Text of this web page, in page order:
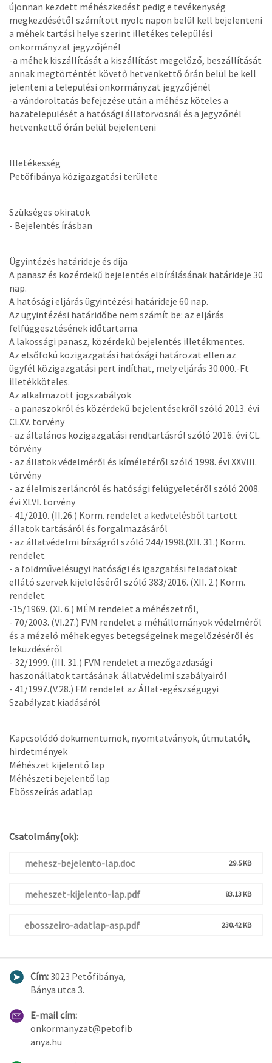
újonnan kezdett méhészkedést pedig e tevékenység
megkezdésétől számított nyolc napon belül kell bejelenteni
a méhek tartási helye szerint illetékes települési
önkormányzat jegyzőjénél
-a méhek kiszállítását a kiszállítást megelőző, beszállítását
annak megtörténtét követő hetvenkettő órán belül be kell
jelenteni a települési önkormányzat jegyzőjénél
-a vándoroltatás befejezése után a méhész köteles a
hazatelepülését a hatósági állatorvosnál és a jegyzőnél
hetvenkettő órán belül bejelenteni
Illetékesség
Petőfibánya közigazgatási területe
Szükséges okiratok
- Bejelentés írásban
Ügyintézés határideje és díja
A panasz és közérdekű bejelentés elbírálásának határideje 30
nap.
A hatósági eljárás ügyintézési határideje 60 nap.
Az ügyintézési határidőbe nem számít be: az eljárás
felfüggesztésének időtartama.
A lakossági panasz, közérdekű bejelentés illetékmentes.
Az elsőfokú közigazgatási hatósági határozat ellen az
ügyfél közigazgatási pert indíthat, mely eljárás 30.000.-Ft
illetékköteles.
Az alkalmazott jogszabályok
- a panaszokról és közérdekű bejelentésekről szóló 2013. évi
CLXV. törvény
- az általános közigazgatási rendtartásról szóló 2016. évi CL.
törvény
- az állatok védelméről és kíméletéről szóló 1998. évi XXVIII.
törvény
- az élelmiszerláncról és hatósági felügyeletéről szóló 2008.
évi XLVI. törvény
- 41/2010. (II.26.) Korm. rendelet a kedvtelésből tartott
állatok tartásáról és forgalmazásáról
- az állatvédelmi bírságról szóló 244/1998.(XII. 31.) Korm.
rendelet
- a földművelésügyi hatósági és igazgatási feladatokat
ellátó szervek kijelöléséről szóló 383/2016. (XII. 2.) Korm.
rendelet
-15/1969. (XI. 6.) MÉM rendelet a méhészetről,
- 70/2003. (VI.27.) FVM rendelet a méhállományok védelméről
és a mézelő méhek egyes betegségeinek megelőzéséről és
leküzdéséről
- 32/1999. (III. 31.) FVM rendelet a mezőgazdasági
haszonállatok tartásának állatvédelmi szabályairól
- 41/1997.(V.28.) FM rendelet az Állat-egészségügyi
Szabályzat kiadásáról
Kapcsolódó dokumentumok, nyomtatványok, útmutatók,
hirdetmények
Méhészet kijelentő lap
Méhészeti bejelentő lap
Ebösszeírás adatlap
Csatolmány(ok):
mehesz-bejelento-lap.doc 29.5 KB
meheszet-kijelento-lap.pdf 83.13 KB
ebosszeiro-adatlap-asp.pdf 230.42 KB
Cím:3023 Petőfibánya,
Bánya utca 3.
E-mail cím:
onkormanyzat@petofib
anya.hu